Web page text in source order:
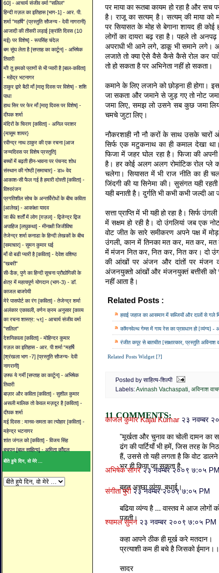
60] - आचार्य संजीव वर्मा "सलिल"
हिन्दी ग़ज़ल का इतिहास [भाग-1] - आर. पी.
शर्मा "महर्षि" {प्रस्तुति सौजन्य - देवी नागरानी}
आजादी की तीसरी लड़ाई [क्रांति दिवस (10
मई) पर विशेष] - रूपसिंह चंदेल
बम सूंघ लेता है [सप्ताह का कार्टून] - अभिषेक
तिवारी
माँ! तू हमको प्राणों से भी प्यारी है [बाल-कविता]
- महेंद्र भटनागर
ठाकुर द्वारे बैठी माँ [मातृ दिवस पर विशेष] - शशि
पाधा
हाथ सिर पर फेर माँ [मातृ दिवस पर विशेष] -
दीपक शर्मा
मंदिरों के चिराग [कविता] - अनिल पराशर
{मासूम शायर}
रवीन्द्र नाथ ठाकुर की एक रचना [आज
जन्मदिवस पर विशेष प्रस्तुति]
बच्चों में बढ़ती हीन-भावना पर पंचनद शोध
संस्थान की गोष्ठी [समाचार] - डा० वेद
आकाश-सी फैल गई है हमारी दोस्ती [कविता] -
विश्वरंजन
प्रगतिशील सोच के अन्तर्विरोधों के बीच कविता
[आलेख] - आकांक्षा यादव
जा बँधे शर्तों में लोग [ग़ज़ल] - द्विजेन्द्र द्विज
अपाहिज [लघुकथा] - मीनाक्षी जिजीविषा
तेजेन्द्र शर्मा कनाडा के हिन्दी लेखकों के बीच
[समाचार] - सुमन कुमार घई
माँ वो बडी प्यारी है [कविता] - देवेश वशिष्ठ
"खबरी"
सी-डैक, पुणे का हिन्दी सूचना प्रौद्योगिकी के
क्षेत्र में महत्वपूर्ण योगदान (भाग-3) - डॉ.
काजल बाजपेयी
मेरे पासपोर्ट का रंग [कविता] - तेजेन्द्र शर्मा
अलंकार एकावली, वर्णन क्रम अनुसार [काव्य
का रचना शास्त्र: ५९] - आचार्य संजीव वर्मा
"सलिल"
देशनिकाला [कविता] - मोहिन्दर कुमार
ग़ज़ल का इतिहास - आर. पी शर्मा “महर्षि
[श्रंखला भाग -7] [प्रस्तुति सौजन्य- देवी
नागरानी]
उफ्फ ये गर्मी [सप्ताह का कार्टून] - अभिषेक
तिवारी
बाज़ार और कविता [कविता] - सुशील कुमार
असली मालिक तो केवल मज़दूर है [कविता] -
दीपक शर्मा
मई दिवस : मानव-समता का त्योहार [कविता] -
महेन्द्र भटनागर
शांत जंगल को [कविता] - विजय सिंह
बचपन [बाल साहित्य] - अमिता कौंदल
बीते हुये दिन, वो मेरे ...
पर माया का रूतबा कायम हो रहा है और सच
है। राजू का सत्यम् है। सत्यम् की माया को
पर सियासत के मोह से बेगाना शायद ही
लोगों का दायरा बढ़ रहा है। पहले तो
अपराधी भी आने लगे, डाकू भी समाने लगे।
लजाते तो क्या ऐसे वैसे कैसे कैसे रोल कर
तो हो सकता है पर अभिनेता नहीं हो सकता।
कमाने के लिए लजाने को छोड़ना ही होगा।
जा सकता और जमाने से जुड़ गए तो नोट
जमा लिए, समझ लो उसने सब कुछ जमा
चमचे जुटा लिए।
नौकरशाही नौ नौ करों के साथ उसके
सिर्फ एक मटुकनाथ का ही कमाल देखा
फिजा में जहर घोल रहा है। फिजा की
है। हर कोई अलग अलग रोमांटिक रोल प्ले
चलेगा। सियासत में भी राज नीति का ही
जिंदगी की या सिनेमा की। सुसंगत यही
यही बनाती है। दुर्गति भी कभी कभी जल्दी आ
सत्ता प्राप्ति में भी यही हो रहा है। सिर्फ
में सक्षम हो रही है। दो उंगलियां जब एक
वोट जीत के सारे समीकरण अपने पक्ष में
उंगली, कान में तिनका मत कर, मत कर,
में मंजन नित कर, नित कर, नित कर। दो
की आंखों पर अंजन और दांतों पर मंजन
अंजनयुक्तो आंखों और मंजनयुक्तं बत्तीसी को
नहीं आता है।
Related Posts :
हवाई जहाज का आसमान में सब्जियों और दालों से गले
कॉमनवेल्‍थ गेम्‍स में गाय रेस का प्रावधान हो [व्यंग्य] -
रंजीत कपूर से बातचीत [साक्षात्कार, प्रस्तुति
Related Posts Widget [?]
Posted by साहित्य-शिल्पी
Labels:Avinash Vachaspati, अविनाश
11 COMMENTS:
काजल कुमार Kajal Kumar २३ नवम्बर
"मूर्खता और चुनाव का चोली दामन का
ढंग की पार्टियाँ भी हमें, जिस तरह के
हैं, उससे तो यही लगता है कि वोट
भर ही किया जा सकता है.
अभिषेक सागर २३ नवम्बर २००९ ७:०५
बहुत अच्छा व्यंग्य, बधाई।
संगीता पुरी २३ नवम्बर २००९ ७:०५ PM
बढिया व्‍यंग्‍य है ... वास्‍तव मे आज लोगों
पडती।
श्यामल सुमन २३ नवम्बर २००९ ७:०५ PM
कहा आपने ठीक ही मूर्ख करे मतदान।
प्रत्याशी कम ही बचे है जिसको ईमान।।
सादर